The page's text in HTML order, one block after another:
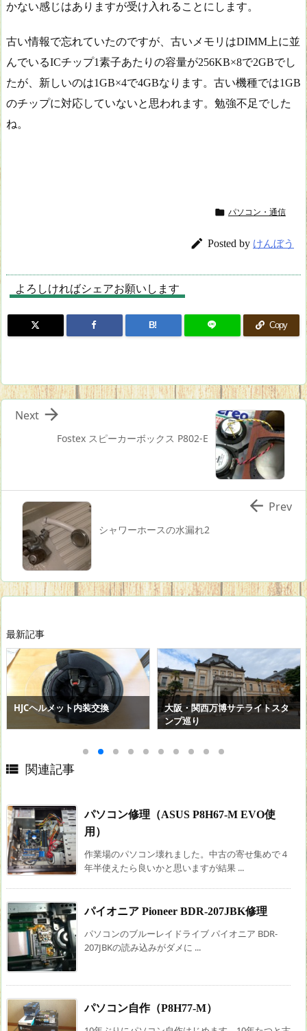
かない感じはありますが受け入れることにします。
古い情報で忘れていたのですが、古いメモリはDIMM上に並
んでいるICチップ1素子あたりの容量が256KB×8で2GBでし
たが、新しいのは1GB×4で4GBなります。古い機種では1GB
のチップに対応していないと思われます。勉強不足でした
ね。
 パソコン・通信
 Posted by けんぼう
よろしければシェアお願いします
B! Copy
Fostex スピーカーボックス P802-E

Next
シャワーホースの水漏れ2
 Prev
最新記事
HJCヘルメット内装交換
大阪・関西万博サテライトスタ
ンプ巡り
 関連記事
パソコン修理（ASUS P8H67-M EVO使
用）
作業場のパソコン壊れました。中古の寄せ集めで４
年半使えたら良いかと思いますが結果 ...
パイオニア Pioneer BDR-207JBK修理
パソコンのブルーレイドライブ パイオニア BDR-
207JBKの読み込みがダメに ...
パソコン自作（P8H77-M）